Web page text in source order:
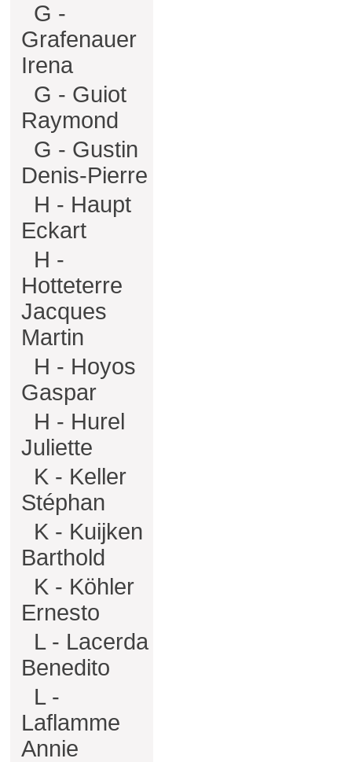
G -
Grafenauer
Irena
G - Guiot
Raymond
G - Gustin
Denis-Pierre
H - Haupt
Eckart
H -
Hotteterre
Jacques
Martin
H - Hoyos
Gaspar
H - Hurel
Juliette
K - Keller
Stéphan
K - Kuijken
Barthold
K - Köhler
Ernesto
L - Lacerda
Benedito
L -
Laflamme
Annie